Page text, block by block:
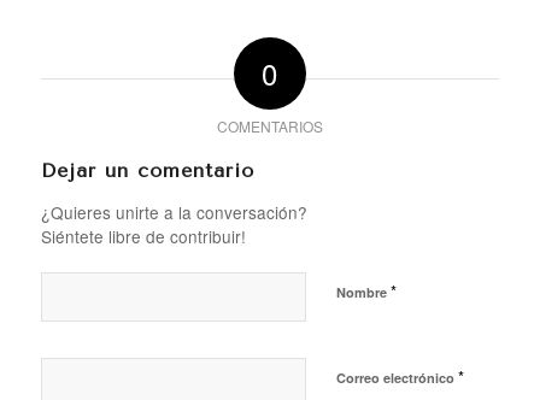
0
COMENTARIOS
Dejar un comentario
¿Quieres unirte a la conversación?
Siéntete libre de contribuir!
Nombre *
Correo electrónico *